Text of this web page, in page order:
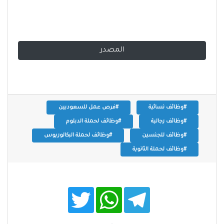
المصدر
#وظائف نسائية #فرص عمل للسعوديين
#وظائف رجالية #وظائف لحملة الدبلوم
#وظائف للجنسين #وظائف لحملة البكالوريوس
#وظائف لحملة الثانوية
T
w
t
W
h
t
T
e